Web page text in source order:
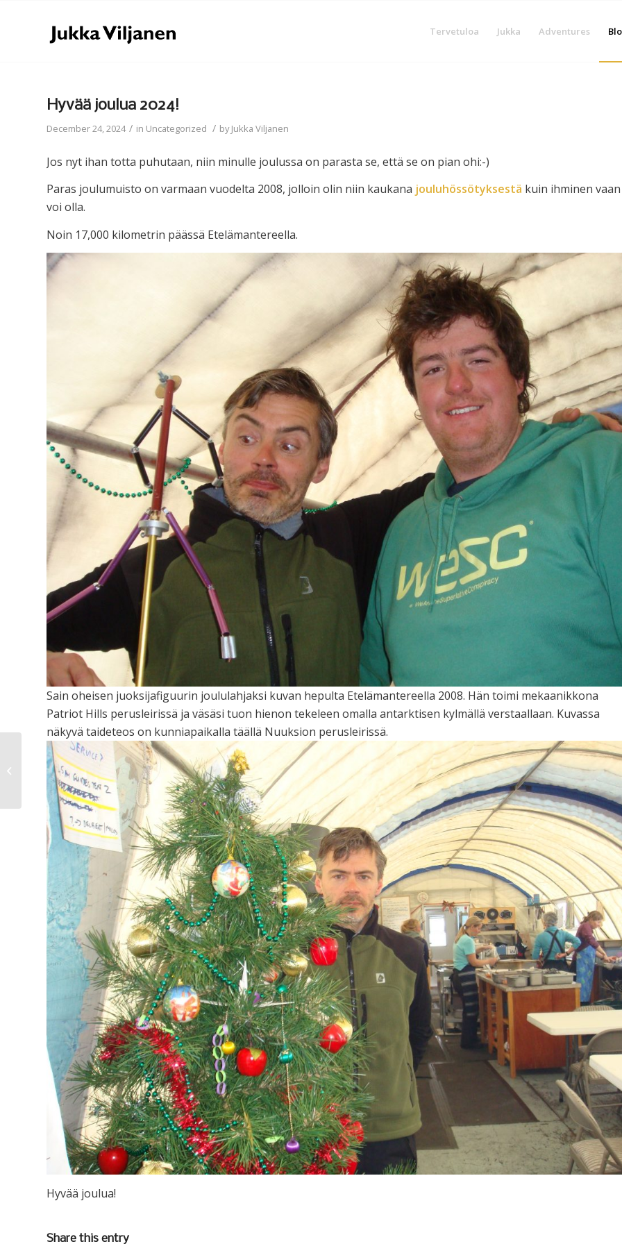
Tervetuloa Jukka Adventures
Hyvää joulua 2024!
December 24, 2024 / in Uncategorized / byJukka Viljanen
Jos nyt ihan totta puhutaan, niin minulle joulussa on parasta se, että se on pian ohi:-)
Paras joulumuisto on varmaan vuodelta 2008, jolloin olin niin kaukana jouluhössötyksestä kuin ihminen vaan
voi olla.
Noin 17,000 kilometrin päässä Etelämantereella.
Sain oheisen juoksijafiguurin joululahjaksi kuvan hepulta Etelämantereella 2008. Hän toimi mekaanikkona
Patriot Hills perusleirissä ja väsäsi tuon hienon tekeleen omalla antarktisen kylmällä verstaallaan. Kuvassa
näkyvä taideteos on kunniapaikalla täällä Nuuksion perusleirissä.
Hyvää joulua!
Share this entry
Kaikki likoon